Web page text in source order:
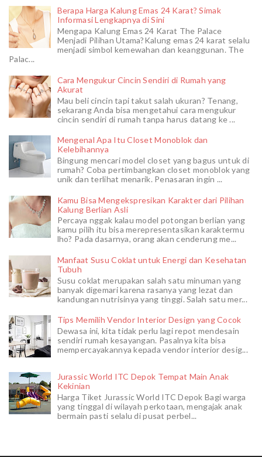
Berapa Harga Kalung Emas 24 Karat? Simak
Informasi Lengkapnya di Sini
Mengapa Kalung Emas 24 Karat The Palace
Menjadi Pilihan Utama?Kalung emas 24 karat selalu
menjadi simbol kemewahan dan keanggunan. The
Palac...
Cara Mengukur Cincin Sendiri di Rumah yang
Akurat
Mau beli cincin tapi takut salah ukuran? Tenang,
sekarang Anda bisa mengetahui cara mengukur
cincin sendiri di rumah tanpa harus datang ke ...
Mengenal Apa Itu Closet Monoblok dan
Kelebihannya
Bingung mencari model closet yang bagus untuk di
rumah? Coba pertimbangkan closet monoblok yang
unik dan terlihat menarik. Penasaran ingin ...
Kamu Bisa Mengekspresikan Karakter dari Pilihan
Kalung Berlian Asli
Percaya nggak kalau model potongan berlian yang
kamu pilih itu bisa merepresentasikan karaktermu
lho? Pada dasarnya, orang akan cenderung me...
Manfaat Susu Coklat untuk Energi dan Kesehatan
Tubuh
Susu coklat merupakan salah satu minuman yang
banyak digemari karena rasanya yang lezat dan
kandungan nutrisinya yang tinggi. Salah satu mer...
Tips Memilih Vendor Interior Design yang Cocok
Dewasa ini, kita tidak perlu lagi repot mendesain
sendiri rumah kesayangan. Pasalnya kita bisa
mempercayakannya kepada vendor interior desig...
Jurassic World ITC Depok Tempat Main Anak
Kekinian
Harga Tiket Jurassic World ITC Depok Bagi warga
yang tinggal di wilayah perkotaan, mengajak anak
bermain pasti selalu di pusat perbel...